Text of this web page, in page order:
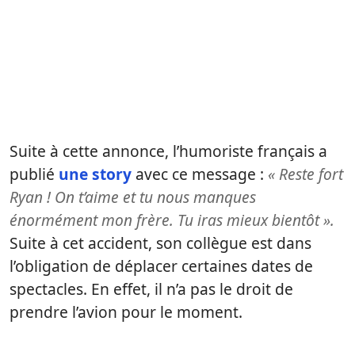
Suite à cette annonce, l’humoriste français a
publié une story avec ce message : « Reste fort
Ryan ! On t’aime et tu nous manques
énormément mon frère. Tu iras mieux bientôt ».
Suite à cet accident, son collègue est dans
l’obligation de déplacer certaines dates de
spectacles. En effet, il n’a pas le droit de
prendre l’avion pour le moment.